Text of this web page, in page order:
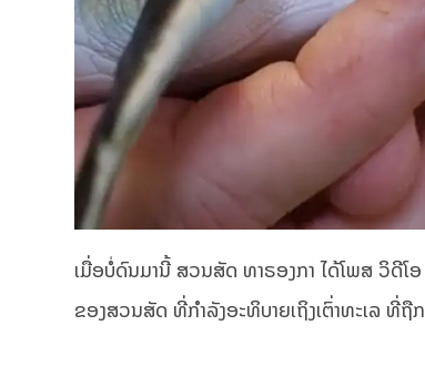
ເມື່ອບໍ່ດົນມານີ້ ສວນສັດ ທາຣອງກາ ໄດ້ໂພສ ວິດີໂ
ຂອງສວນສັດ ທີ່ກຳລັງອະທິບາຍເຖິງເຕົ່າທະເລ ທີ່